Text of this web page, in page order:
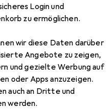
Login und
zu ermöglichen.
wir diese Daten darüber
Angebote zu zeigen,
und gezielte Werbung auf
oder Apps anzuzeigen.
auch an Dritte und
werden.
XC Race
20 Zoll - 7
Weissrosa